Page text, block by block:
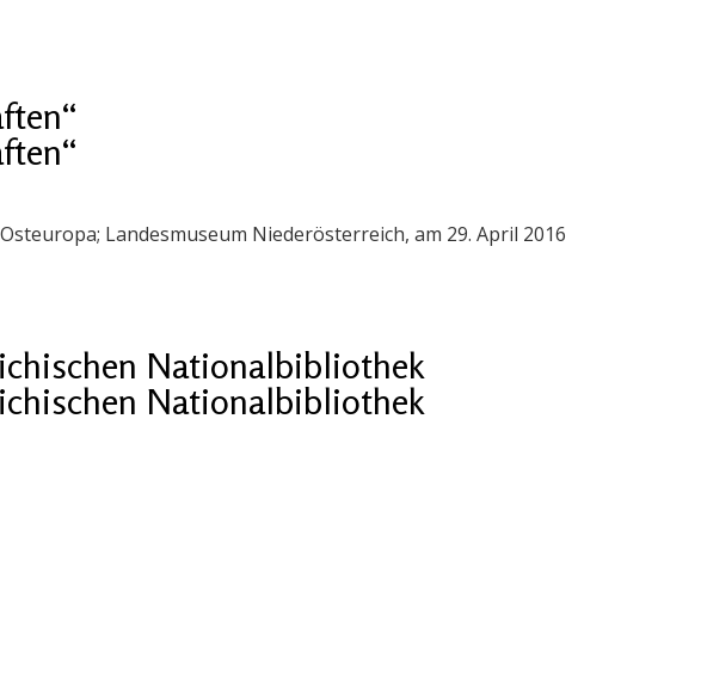
Landesmuseum Niederösterreich, am 29. April 2016
Nationalbibliothek
Nationalbibliothek